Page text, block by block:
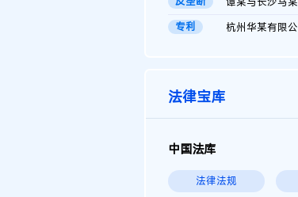
专利
法律宝库
中国法库
法律法规